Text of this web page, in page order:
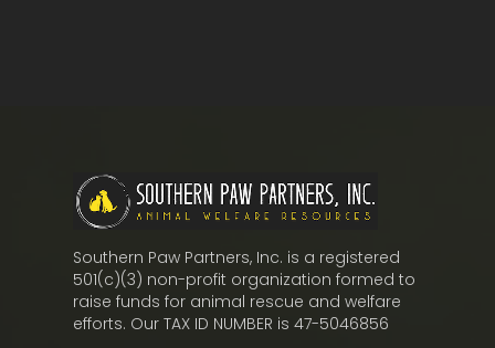
Southern Paw Partners, Inc. is a registered
501(c)(3) non-profit organization formed to
raise funds for animal rescue and welfare
efforts. Our TAX ID NUMBER is 47-5046856